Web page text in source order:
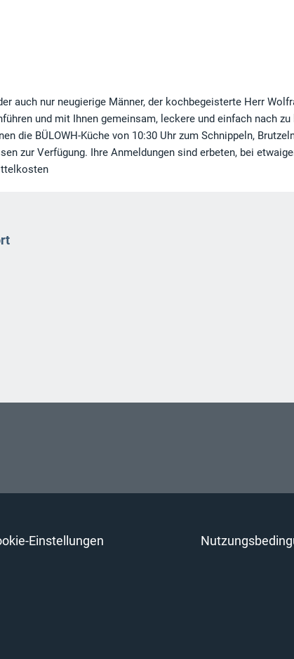
auch nur neugierige Männer, der kochbegeisterte Herr
und mit Ihnen gemeinsam, leckere und einfach nach
die BÜLOWH-Küche von 10:30 Uhr zum Schnippeln,
zur Verfügung. Ihre Anmeldungen sind erbeten, bei
Einstellungen